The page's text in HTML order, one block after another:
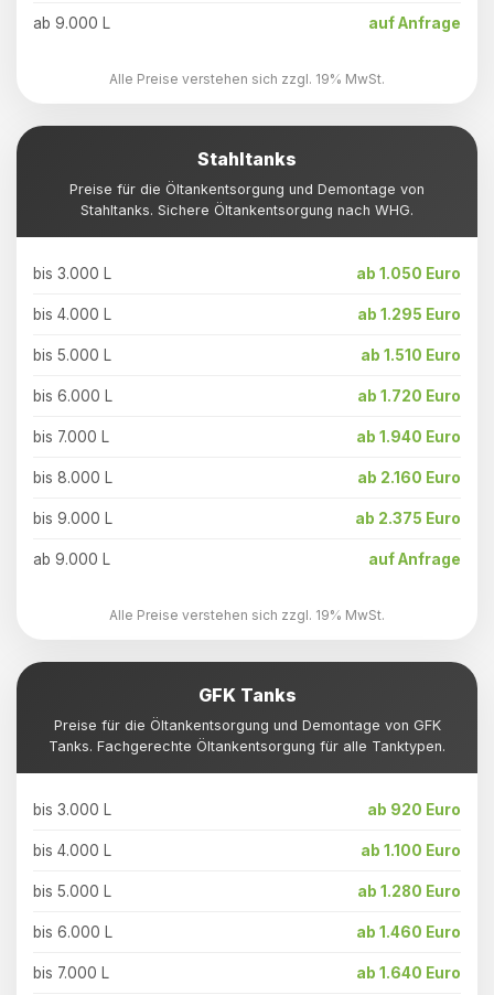
ab 9.000 L auf Anfrage
Alle Preise verstehen sich zzgl. 19% MwSt.
Stahltanks
Preise für die Öltankentsorgung und Demontage von
Stahltanks. Sichere Öltankentsorgung nach WHG.
bis 3.000 L ab 1.050 Euro
bis 4.000 L ab 1.295 Euro
bis 5.000 L ab 1.510 Euro
bis 6.000 L ab 1.720 Euro
bis 7.000 L ab 1.940 Euro
bis 8.000 L ab 2.160 Euro
bis 9.000 L ab 2.375 Euro
ab 9.000 L auf Anfrage
Alle Preise verstehen sich zzgl. 19% MwSt.
GFK Tanks
Preise für die Öltankentsorgung und Demontage von GFK
Tanks. Fachgerechte Öltankentsorgung für alle Tanktypen.
bis 3.000 L ab 920 Euro
bis 4.000 L ab 1.100 Euro
bis 5.000 L ab 1.280 Euro
bis 6.000 L ab 1.460 Euro
bis 7.000 L ab 1.640 Euro